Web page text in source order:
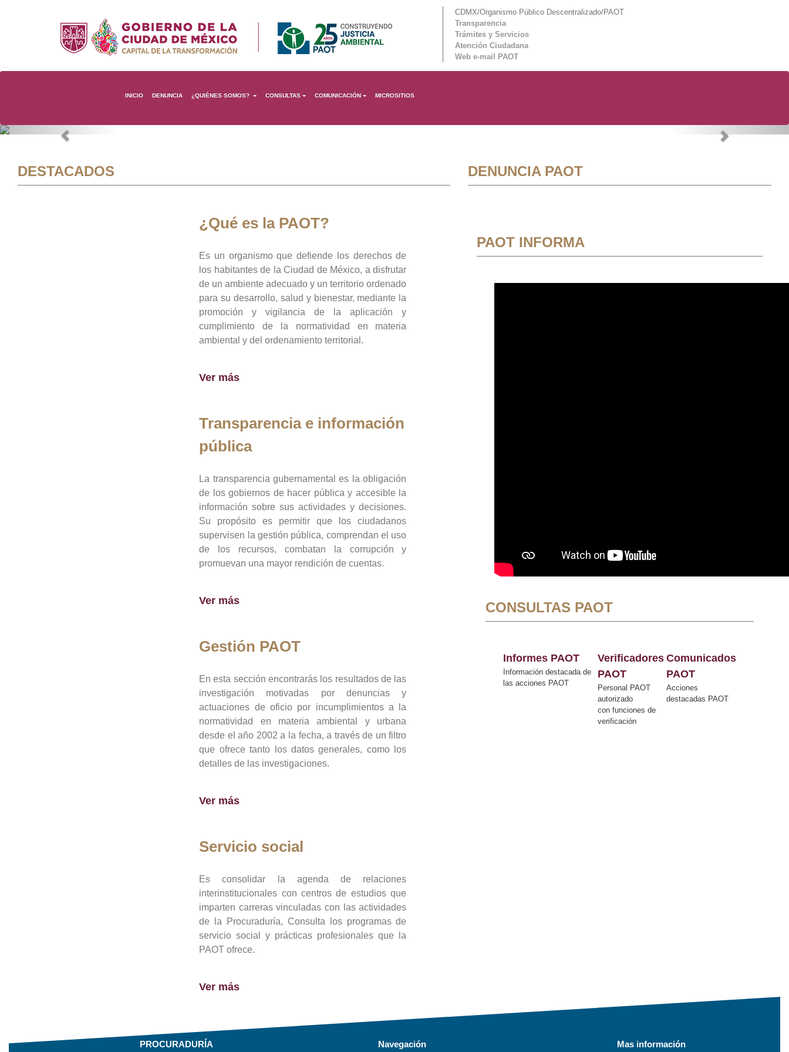
CDMX/Organismo Público Descentralizado/PAOT
Transparencia
Trámites y Servicios
Atención Ciudadana
Web e-mail PAOT
INICIO DENUNCIA ¿QUIÉNES SOMOS? CONSULTAS COMUNICACIÓN MICROSITIOS
Previous Next
DESTACADOS
¿Qué es la PAOT?
Es un organismo que defiende los derechos de
los habitantes de la Ciudad de México, a disfrutar
de un ambiente adecuado y un territorio ordenado
para su desarrollo, salud y bienestar, mediante la
promoción y vigilancia de la aplicación y
cumplimiento de la normatividad en materia
ambiental y del ordenamiento territorial.
Ver más
Transparencia e información
pública
La transparencia gubernamental es la obligación
de los gobiernos de hacer pública y accesible la
información sobre sus actividades y decisiones.
Su propósito es permitir que los ciudadanos
supervisen la gestión pública, comprendan el uso
de los recursos, combatan la corrupción y
promuevan una mayor rendición de cuentas.
Ver más
Gestión PAOT
En esta sección encontrarás los resultados de las
investigación motivadas por denuncias y
actuaciones de oficio por incumplimientos a la
normatividad en materia ambiental y urbana
desde el año 2002 a la fecha, a través de un filtro
que ofrece tanto los datos generales, como los
detalles de las investigaciones.
Ver más
Servicio social
Es consolidar la agenda de relaciones
interinstitucionales con centros de estudios que
imparten carreras vinculadas con las actividades
de la Procuraduría, Consulta los programas de
servicio social y prácticas profesionales que la
PAOT ofrece.
Ver más
DENUNCIA PAOT
PAOT INFORMA
CONSULTAS PAOT
Informes PAOT
Información destacada de
las acciones PAOT
Verificadores
PAOT
Personal PAOT
autorizado
con funciones de
verificación
Comunicados
PAOT
Acciones
destacadas PAOT
PROCURADURÍA Navegación Mas información